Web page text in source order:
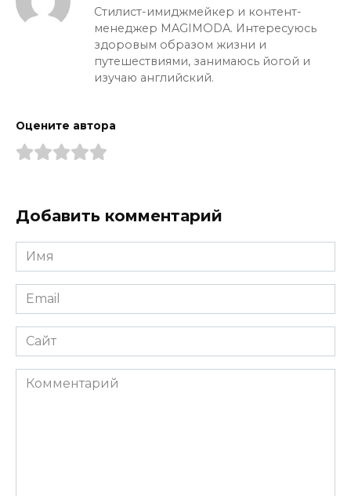
Стилист-имиджмейкер и контент-
менеджер MAGIMODA. Интересуюсь
здоровым образом жизни и
путешествиями, занимаюсь йогой и
изучаю английский.
Оцените автора
Добавить комментарий
Имя
*
Email
*
Сайт
Комментарий